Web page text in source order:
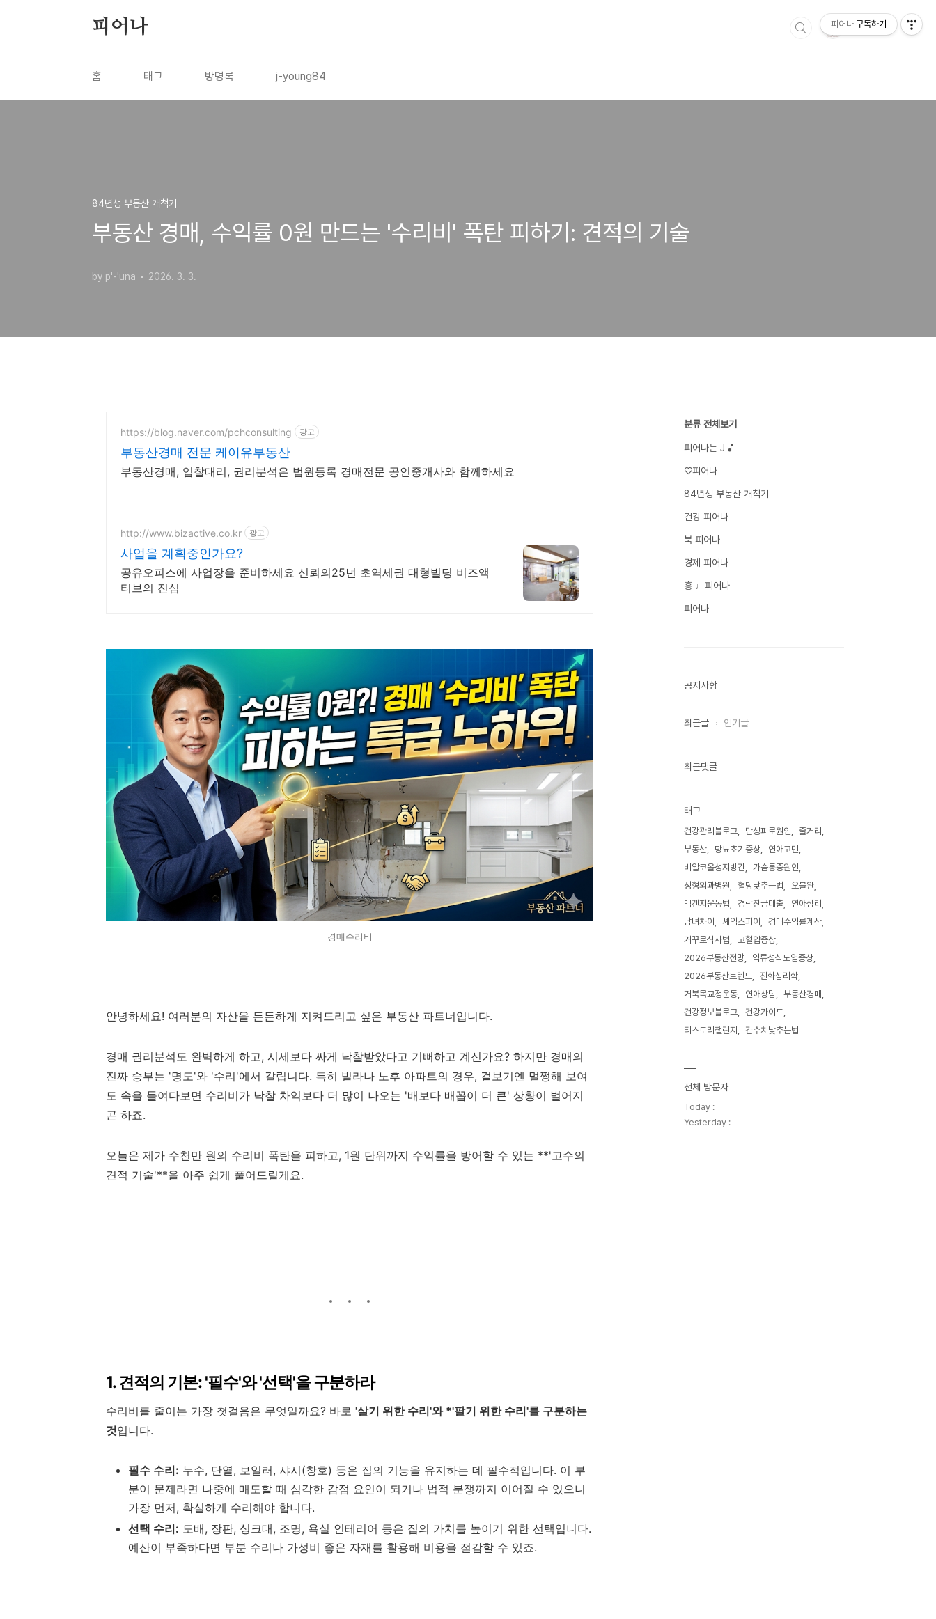
피어나
홈 태그 방명록 j-young84
84년생 부동산 개척기
부동산 경매, 수익률 0원 만드는 '수리비' 폭탄 피하기: 견적의 기술
by p'-'una 2026. 3. 3.
https://blog.naver.com/pchconsulting 광고
부동산경매 전문 케이유부동산
부동산경매, 입찰대리, 권리분석은 법원등록 경매전문 공인중개사와 함께하세요
http://www.bizactive.co.kr 광고
사업을 계획중인가요?
공유오피스에 사업장을 준비하세요 신뢰의25년 초역세권 대형빌딩 비즈액
티브의 진심
경매수리비
안녕하세요! 여러분의 자산을 든든하게 지켜드리고 싶은 부동산 파트너입니다.
경매 권리분석도 완벽하게 하고, 시세보다 싸게 낙찰받았다고 기뻐하고 계신가요? 하지만 경매의
진짜 승부는 '명도'와 '수리'에서 갈립니다. 특히 빌라나 노후 아파트의 경우, 겉보기엔 멀쩡해 보여
도 속을 들여다보면 수리비가 낙찰 차익보다 더 많이 나오는 '배보다 배꼽이 더 큰' 상황이 벌어지
곤 하죠.
오늘은 제가 수천만 원의 수리비 폭탄을 피하고, 1원 단위까지 수익률을 방어할 수 있는 **'고수의
견적 기술'**을 아주 쉽게 풀어드릴게요.
1. 견적의 기본: '필수'와 '선택'을 구분하라
수리비를 줄이는 가장 첫걸음은 무엇일까요? 바로 '살기 위한 수리'와 *'팔기 위한 수리'를 구분하는
것입니다.
필수 수리: 누수, 단열, 보일러, 샤시(창호) 등은 집의 기능을 유지하는 데 필수적입니다. 이 부
분이 문제라면 나중에 매도할 때 심각한 감점 요인이 되거나 법적 분쟁까지 이어질 수 있으니
가장 먼저, 확실하게 수리해야 합니다.
선택 수리: 도배, 장판, 싱크대, 조명, 욕실 인테리어 등은 집의 가치를 높이기 위한 선택입니다.
예산이 부족하다면 부분 수리나 가성비 좋은 자재를 활용해 비용을 절감할 수 있죠.
분류 전체보기
피어나는 J ♪
♡피어나
84년생 부동산 개척기
건강 피어나
북 피어나
경제 피어나
흥 ♩피어나
피어나
공지사항
최근글 인기글
최근댓글
태그
건강관리블로그 만성피로원인
줄거리
부동산
당뇨초기증상
연애고민
비알코올성지방간
가슴통증원인
정형외과병원
혈당낮추는법
오블완
맥켄지운동법
경락잔금대출
연애심리
남녀차이
셰익스피어
경매수익률계산
거꾸로식사법
고혈압증상
2026부동산전망
역류성식도염증상
2026부동산트렌드
진화심리학
거북목교정운동
연애상담
부동산경매
건강정보블로그
건강가이드
티스토리챌린지
간수치낮추는법
전체 방문자
Today :
Yesterday :
피어나 구독하기